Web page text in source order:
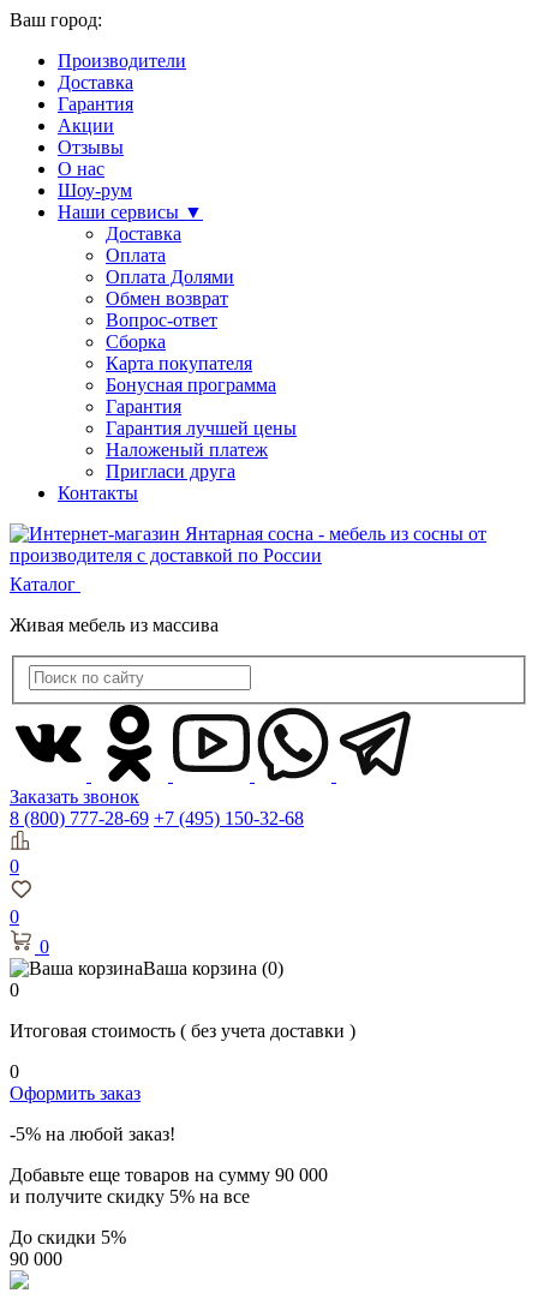
Ваш город:
Производители
Доставка
Гарантия
Акции
Отзывы
О нас
Шоу-рум
Наши сервисы ▼
Доставка
Оплата
Оплата Долями
Обмен возврат
Вопрос-ответ
Сборка
Карта покупателя
Бонусная программа
Гарантия
Гарантия лучшей цены
Наложеный платеж
Пригласи друга
Контакты
Каталог
Живая мебель из массива
Заказать звонок
8 (800) 777-28-69 +7 (495) 150-32-68
0
0
0
Ваша корзина (0)
0
Итоговая стоимость ( без учета доставки )
0
Оформить заказ
-5% на любой заказ!
Добавьте еще товаров на сумму 90 000
и получите скидку 5% на все
До скидки 5%
90 000